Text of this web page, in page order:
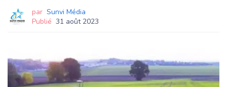
par Sunvi Média
Publié 31 août 2023